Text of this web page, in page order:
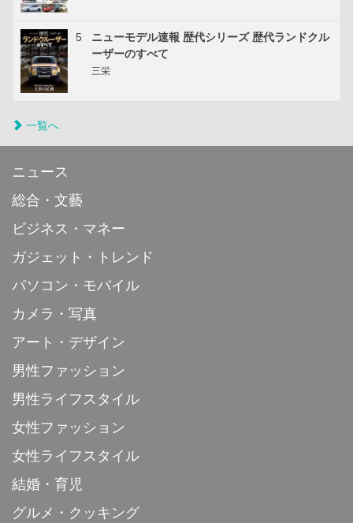
5
ニューモデル速報 歴代シリーズ 歴代ランドクル
ーザーのすべて
三栄
一覧へ
ニュース
総合・文藝
ビジネス・マネー
ガジェット・トレンド
パソコン・モバイル
カメラ・写真
アート・デザイン
男性ファッション
男性ライフスタイル
女性ファッション
女性ライフスタイル
結婚・育児
グルメ・クッキング